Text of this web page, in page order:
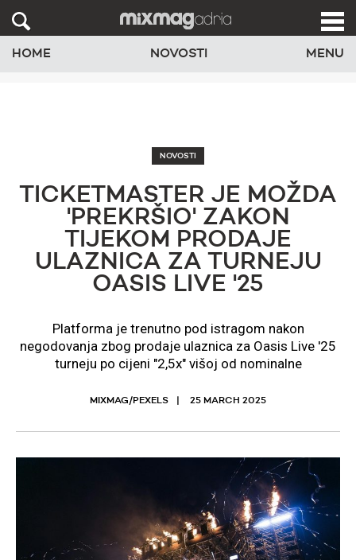
HOME NOVOSTI MENU
NOVOSTI
TICKETMASTER JE MOŽDA
'PREKRŠIO' ZAKON
TIJEKOM PRODAJE
ULAZNICA ZA TURNEJU
OASIS LIVE '25
Platforma je trenutno pod istragom nakon
negodovanja zbog prodaje ulaznica za Oasis Live '25
turneju po cijeni "2,5x" višoj od nominalne
MIXMAG/PEXELS 25 MARCH 2025